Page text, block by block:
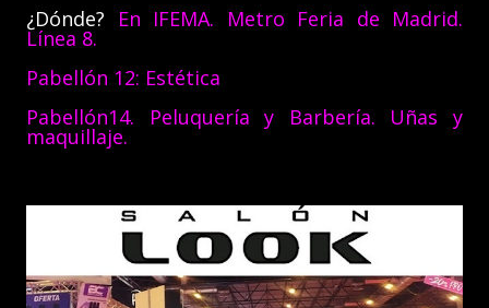
¿Dónde?
En IFEMA. Metro Feria de Madrid.
Línea 8.
Pabellón 12: Estética
Pabellón14. Peluquería y Barbería. Uñas y
maquillaje.